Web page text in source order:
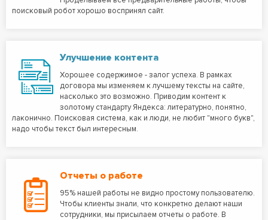
поисковый робот хорошо воспринял сайт.
Улучшение контента
Хорошее содержимое - залог успеха. В рамках
договора мы изменяем к лучшему тексты на сайте,
насколько это возможно. Приводим контент к
золотому стандарту Яндекса: литературно, понятно,
лаконично. Поисковая система, как и люди, не любит "много букв",
надо чтобы текст был интересным.
Отчеты о работе
95% нашей работы не видно простому пользователю.
Чтобы клиенты знали, что конкретно делают наши
сотрудники, мы присылаем отчеты о работе. В